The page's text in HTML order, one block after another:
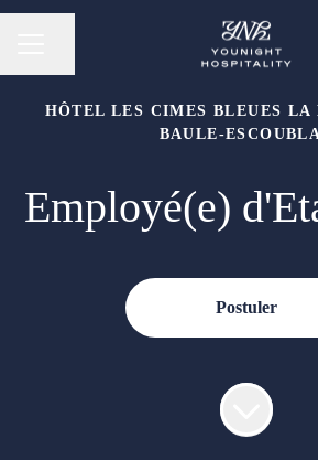
HÔTEL LES CIMES BLEUES LA
BAULE-
Employé(e)
Postuler